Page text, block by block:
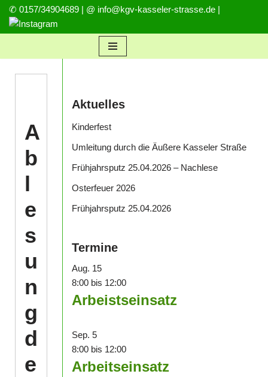
Zum
springen
✆ 0157/34904689 | @ info@kgv-kasseler-strasse.de |
A
b
l
e
s
u
n
g
d
e
Aktuelles
Kinderfest
Umleitung durch die Äußere Kasseler Straße
Frühjahrsputz 25.04.2026 – Nachlese
Osterfeuer 2026
Frühjahrsputz 25.04.2026
Termine
Aug. 15
8:00bis 12:00
Arbeistseinsatz
Sep. 5
8:00bis 12:00
Arbeitseinsatz